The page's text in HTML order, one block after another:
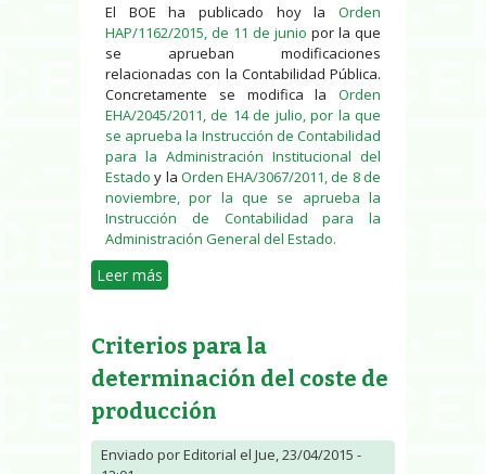
El BOE ha publicado hoy la Orden
HAP/1162/2015, de 11 de junio por la que
se aprueban modificaciones
relacionadas con la Contabilidad Pública.
Concretamente se modifica la Orden
EHA/2045/2011, de 14 de julio, por la que
se aprueba la Instrucción de Contabilidad
para la Administración Institucional del
Estado y la Orden EHA/3067/2011, de 8 de
noviembre, por la que se aprueba la
Instrucción de Contabilidad para la
Administración General del Estado.
Leer más
Criterios para la
determinación del coste de
producción
Enviado porEditorial el Jue, 23/04/2015 -